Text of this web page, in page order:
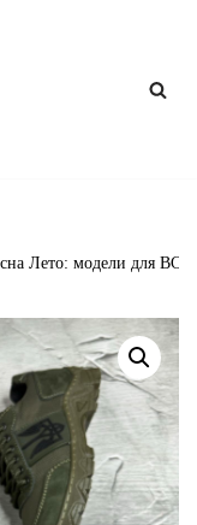
Лето: модели для ВСУ